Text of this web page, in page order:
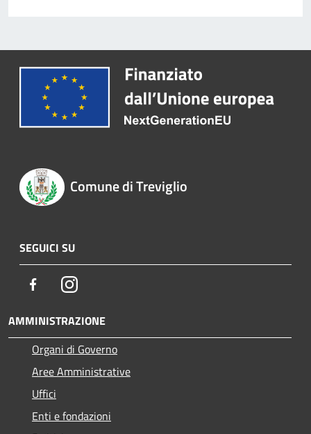
Comune di Treviglio
SEGUICI SU
FacebookInstagram
AMMINISTRAZIONE
Organi di Governo
Aree Amministrative
Uffici
Enti e fondazioni